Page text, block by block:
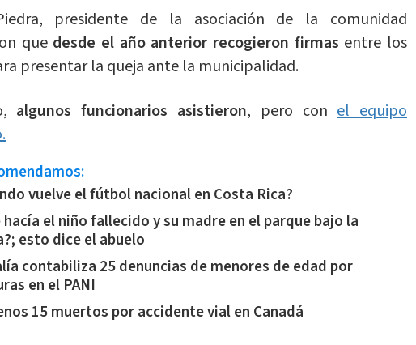
presidente de la asociación de la comunidad
que desde el año anterior recogieron firmas entre los
presentar la queja ante la municipalidad.
algunos funcionarios asistieron, pero conel equipo
vuelve el fútbol nacional en Costa Rica?
hacía el niño fallecido y su madre en el parque bajo la
esto dice el abuelo
contabiliza 25 denuncias de menores de edad por
en el PANI
15 muertos por accidente vial en Canadá